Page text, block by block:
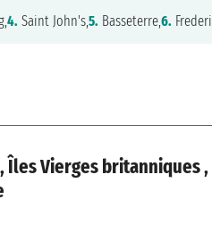
4. Saint John's,5. Basseterre,6.
Îles Vierges britanniques